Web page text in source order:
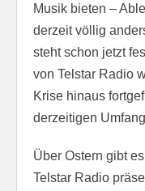
Musik bieten –
derzeit völlig
steht schon jetzt
von Telstar Radio
Krise hinaus
derzeitigen
Über Ostern gibt
Telstar Radio